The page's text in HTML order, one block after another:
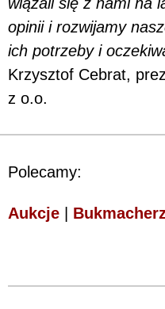
opinii i rozwijamy
ich potrzeby i
Krzysztof Cebrat,
z o.o.
Polecamy:
Aukcje